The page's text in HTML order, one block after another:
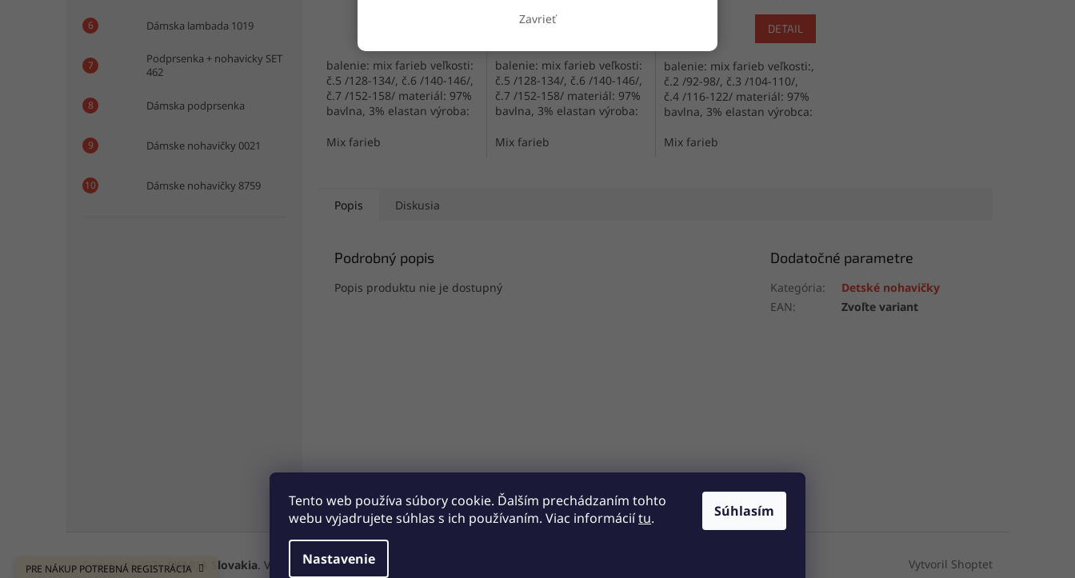
Zavrieť
Tento web používa súbory cookie. Ďalším prechádzaním tohto
webu vyjadrujete súhlas s ich používaním. Viac informáciítu.
Nastavenie
Súhlasím
PRE NÁKUP POTREBNÁ REGISTRÁCIA
Dámska lambada 1019
Podprsenka + nohavicky SET
462
Dámska podprsenka
Dámske nohavičky 0021
Dámske nohavičky 8759
balenie: mix farieb veľkosti:
č.5 /128-134/, č.6 /140-146/,
č.7 /152-158/ materiál: 97%
bavlna, 3% elastan výroba:
Mix farieb
balenie: mix farieb veľkosti:
č.5 /128-134/, č.6 /140-146/,
č.7 /152-158/ materiál: 97%
bavlna, 3% elastan výroba:
Mix farieb
DETAIL
balenie: mix farieb veľkosti:,
č.2 /92-98/, č.3 /104-110/,
č.4 /116-122/ materiál: 97%
bavlna, 3% elastan výrobca:
Mix farieb
Popis Diskusia
Podrobný popis
Popis produktu nie je dostupný
Dodatočné parametre
Kategória:
Detské nohavičky
EAN: Zvoľte variant
Vytvoril Shoptet
Copyright 2026SKARJA Slovakia. Všetky práva vyhradené.